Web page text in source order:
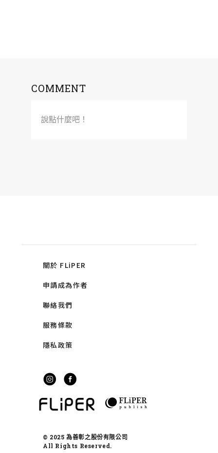
COMMENT
說點什麼吧！
關於 FLiPER
申請成為作者
聯絡我們
服務條款
隱私政策
© 2025 為善彰之股份有限公司
All Rights Reserved.